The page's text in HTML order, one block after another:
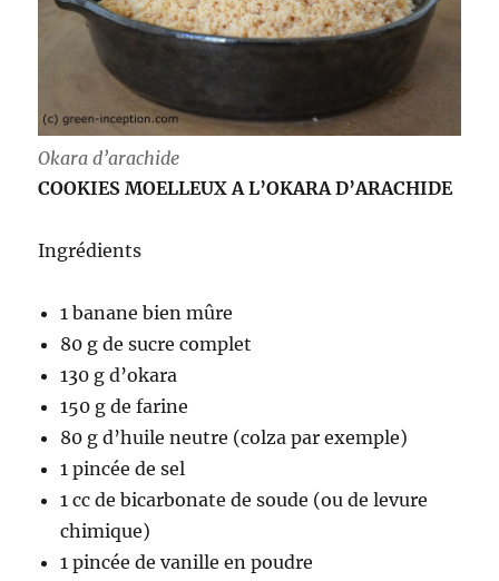
Okara d’arachide
COOKIES MOELLEUX A L’OKARA D’ARACHIDE
Ingrédients
1 banane bien mûre
80 g de sucre complet
130 g d’okara
150 g de farine
80 g d’huile neutre (colza par exemple)
1 pincée de sel
1 cc de bicarbonate de soude (ou de levure
chimique)
1 pincée de vanille en poudre